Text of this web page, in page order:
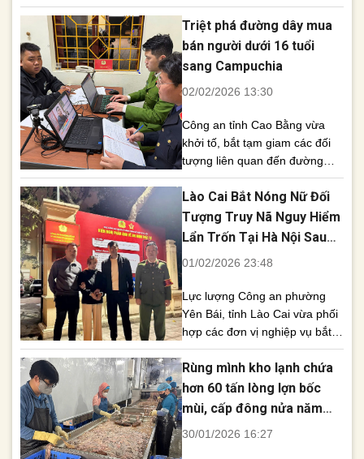
dây mua bán hơn 8,4 tỷ tài
khoản email trên toàn thế giới,
thu lợi hàng trăm triệu đồng.
Ngày 2/2, Công an tỉnh Tuyên
sát hình sự của đơn vị vừa
Triệt phá đường dây mua
bán người dưới 16 tuổi
sang Campuchia
02/02/2026 13:30
Công an tỉnh Cao Bằng vừa
khởi tố, bắt tạm giam các đối
tượng liên quan đến đường
dây mua bán người dưới 16
tuổi sang Campuchia làm việc
tại các công ty lừa đảo, gây
bức xúc dư luận và tiềm ẩn
xã hội. Ngày 1/2, Cơ quan [...]
Lào Cai Bắt Nóng Nữ Đối
Tượng Truy Nã Nguy Hiểm
Lẩn Trốn Tại Hà Nội Sau
Nhiều Tháng
01/02/2026 23:48
Lực lượng Công an phường
Yên Bái, tỉnh Lào Cai vừa phối
hợp các đơn vị nghiệp vụ bắt
giữ thành công một đối tượng
truy nã nguy hiểm sau nhiều
tháng lẩn trốn, góp phần bảo
đảm an ninh trật tự trên địa
chính trị quan trọng và [...]
Rùng mình kho lạnh chứa
hơn 60 tấn lòng lợn bốc
mùi, cấp đông nửa năm
chờ tuồn ra thị trường
30/01/2026 16:27